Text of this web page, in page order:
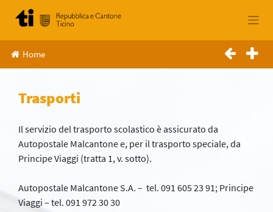
Home
Trasporti
Il servizio del trasporto scolastico è assicurato da
Autopostale Malcantone e, per il trasporto speciale, da
Principe Viaggi (tratta 1, v. sotto).
Autopostale Malcantone S.A. – tel. 091 605 23 91; Principe
Viaggi – tel. 091 972 30 30